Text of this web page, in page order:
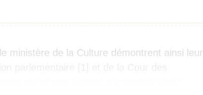
ministère de la Culture démontrent ainsi leur